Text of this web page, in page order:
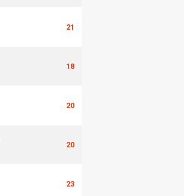
21
18
20
20
23